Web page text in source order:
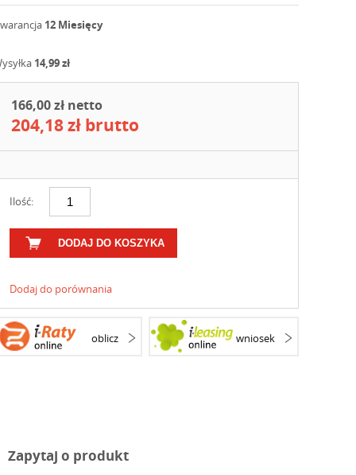
12 Miesięcy
14,99 zł
166,00 zł netto
204,18 zł brutto
Ilość:
DODAJ DO KOSZYKA
Dodaj do porównania
oblicz wniosek
Zapytaj o produkt